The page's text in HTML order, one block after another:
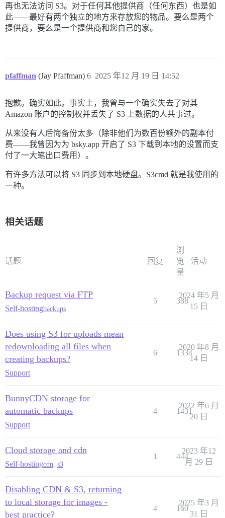
再也无法访问 S3。对于任何其他提供商（任何东西）也是如
此——最好有两个独立的地方来存放您的物品。要么是两个
提供商，要么是一个提供商和您自己的家。
pfaffman (Jay Pfaffman) 2025 年12 月 19 日 14:52
6
抱歉。确实如此。事实上，我曾与一个确实失去了对其
Amazon 账户的控制权并丢失了 S3 上数据的人共事过。
从来没有人后悔备份太多（除非他们为数百份额外的副本付
费——我曾因为为 bsky.app 开启了 S3 下载到本地的设置而支
付了一大笔出口费用）。
有许多方法可以将 S3 同步到本地硬盘。S3cmd 就是我使用的
一种。
相关话题
话题 回复
浏
览
量
活动
Backup request via FTP
Self-hostingbackups
5 388
2024 年5 月
15 日
Does using S3 for uploads mean
redownloading all files when
creating backups?
Support
6 1334
2020 年8 月
14 日
BunnyCDN storage for
automatic backups
Support
4 1431
2022 年6 月
20 日
Cloud storage and cdn
Self-hostingcdn s3
1 444
2023 年12
月 29 日
Disabling CDN & S3, returning
to local storage for images -
best practice?
4 160
2025 年3 月
31 日